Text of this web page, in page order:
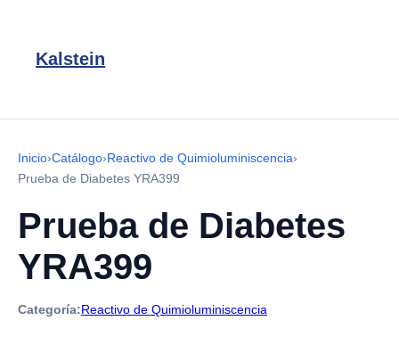
Kalstein
Inicio›Catálogo›Reactivo de Quimioluminiscencia›
Prueba de Diabetes YRA399
Prueba de Diabetes
YRA399
Categoría:Reactivo de Quimioluminiscencia